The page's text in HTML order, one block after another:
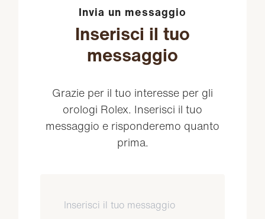
Invia un messaggio
Inserisci il tuo
messaggio
Grazie per il tuo interesse per gli
orologi Rolex. Inserisci il tuo
messaggio e risponderemo quanto
prima.